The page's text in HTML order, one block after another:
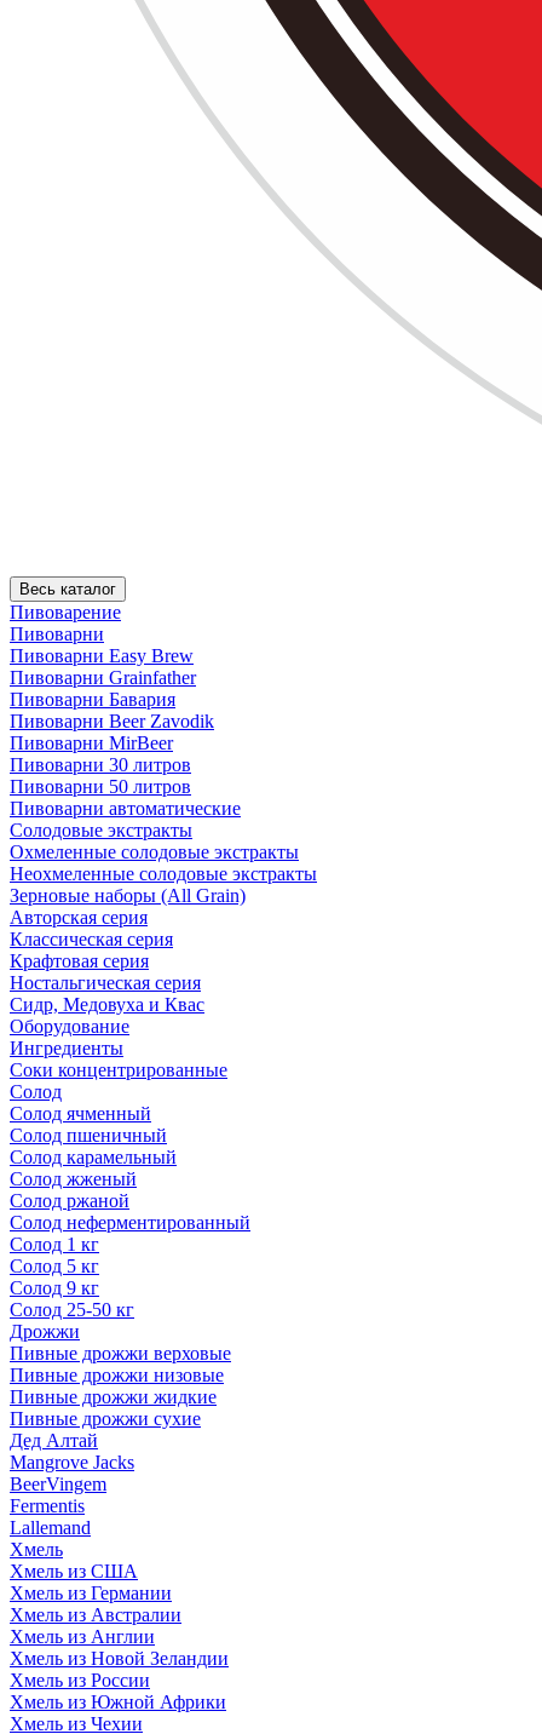
Весь каталог
Пивоварение
Пивоварни
Пивоварни Easy Brew
Пивоварни Grainfather
Пивоварни Бавария
Пивоварни Beer Zavodik
Пивоварни MirBeer
Пивоварни 30 литров
Пивоварни 50 литров
Пивоварни автоматические
Солодовые экстракты
Охмеленные солодовые экстракты
Неохмеленные солодовые экстракты
Зерновые наборы (All Grain)
Авторская серия
Классическая серия
Крафтовая серия
Ностальгическая серия
Сидр, Медовуха и Квас
Оборудование
Ингредиенты
Соки концентрированные
Солод
Солод ячменный
Солод пшеничный
Солод карамельный
Солод жженый
Солод ржаной
Солод неферментированный
Солод 1 кг
Солод 5 кг
Солод 9 кг
Солод 25-50 кг
Дрожжи
Пивные дрожжи верховые
Пивные дрожжи низовые
Пивные дрожжи жидкие
Пивные дрожжи сухие
Дед Алтай
Mangrove Jacks
BeerVingem
Fermentis
Lallemand
Хмель
Хмель из США
Хмель из Германии
Хмель из Австралии
Хмель из Англии
Хмель из Новой Зеландии
Хмель из России
Хмель из Южной Африки
Хмель из Чехии